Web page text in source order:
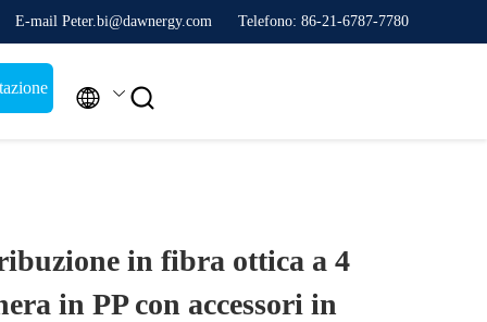
E-mail Peter.bi@dawnergy.com Telefono: 86-21-6787-7780
 
in fibra ottica a 4
in PP con accessori in